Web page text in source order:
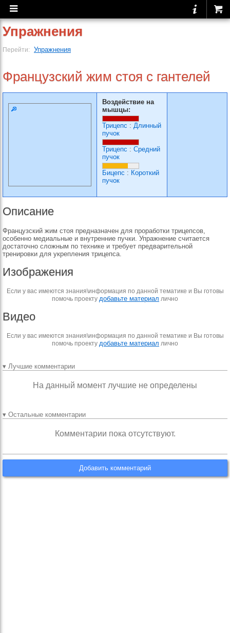
Упражнения
Перейти: Упражнения
Французский жим стоя с гантелей
Воздействие на
мышцы:
Трицепс : Длинный
пучок
Трицепс : Средний
пучок
Бицепс : Короткий
пучок
Описание
Французский жим стоя предназначен для проработки трицепсов,
особенно медиальные и внутренние пучки. Упражнение считается
достаточно сложным по технике и требует предварительной
тренировки для укрепления трицепса.
Изображения
Если у вас имеются знания\информация по данной тематике и Вы готовы
помочь проекту добавьте материал лично
Видео
Если у вас имеются знания\информация по данной тематике и Вы готовы
помочь проекту добавьте материал лично
▾ Лучшие комментарии
На данный момент лучшие не определены
▾ Остальные комментарии
Комментарии пока отсутствуют.
Добавить комментарий